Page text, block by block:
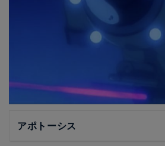
アポトーシス